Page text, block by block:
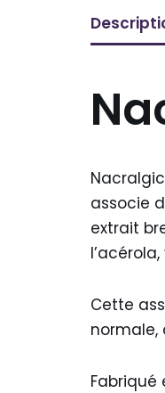
associe
extrait
Cette
Fabriqué